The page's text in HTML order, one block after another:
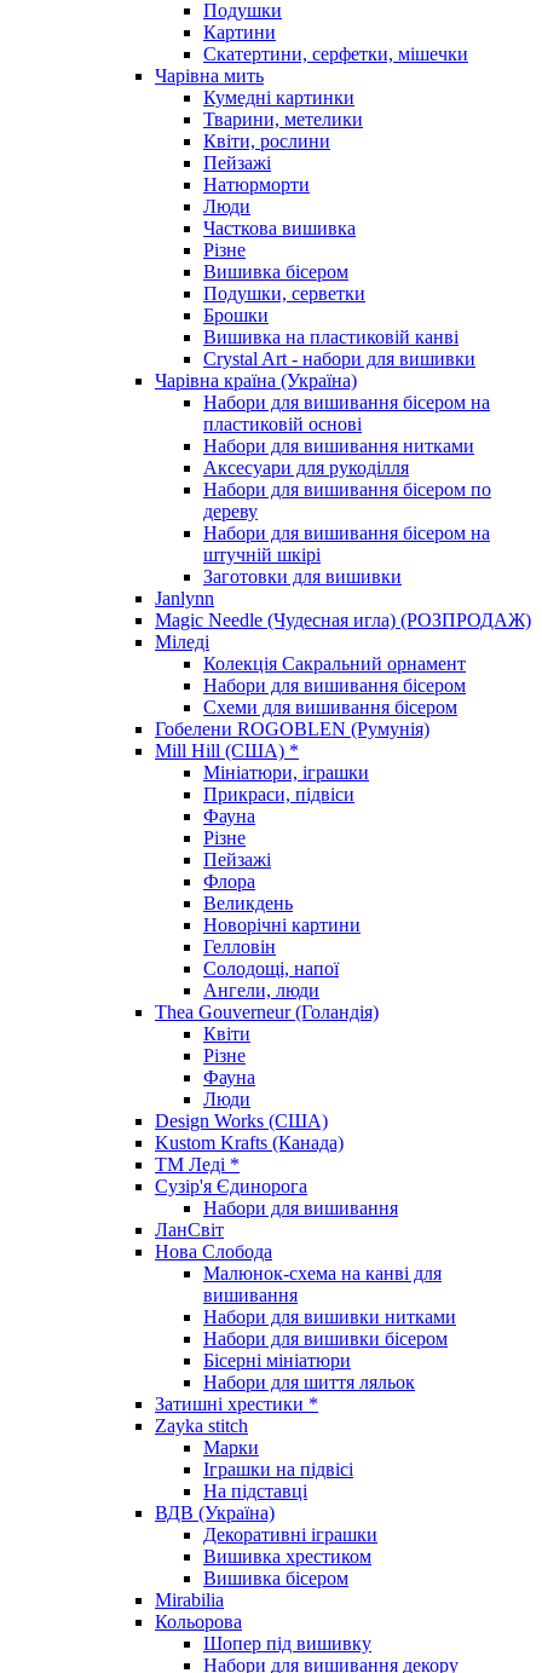
Подушки
Картини
Скатертини, серфетки, мішечки
Чарiвна мить
Кумедні картинки
Тварини, метелики
Квіти, рослини
Пейзажі
Натюрморти
Люди
Часткова вишивка
Різне
Вишивка бісером
Подушки, серветки
Брошки
Вишивка на пластиковій канві
Crystal Art - набори для вишивки
Чарівна країна (Україна)
Набори для вишивання бісером на
пластиковій основі
Набори для вишивання нитками
Аксесуари для рукоділля
Набори для вишивання бісером по
дереву
Набори для вишивання бісером на
штучній шкірі
Заготовки для вишивки
Janlynn
Magic Needle (Чудесная игла) (РОЗПРОДАЖ)
Міледі
Колекція Сакральний орнамент
Набори для вишивання бісером
Схеми для вишивання бісером
Гобелени ROGOBLEN (Румунія)
Mill Hill (США) *
Мініатюри, іграшки
Прикраси, підвіси
Фауна
Різне
Пейзажі
Флора
Великдень
Новорічні картини
Гелловін
Солодощі, напої
Ангели, люди
Thea Gouverneur (Голандія)
Квіти
Різне
Фауна
Люди
Design Works (США)
Kustom Krafts (Канада)
ТМ Леді *
Сузір'я Єдинорога
Набори для вишивання
ЛанСвіт
Нова Слобода
Малюнок-схема на канві для
вишивання
Набори для вишивки нитками
Набори для вишивки бісером
Бісерні мініатюри
Набори для шиття ляльок
Затишні хрестики *
Zayka stitch
Марки
Іграшки на підвісі
На підставці
ВДВ (Україна)
Декоративні іграшки
Вишивка хрестиком
Вишивка бісером
Mirabilia
Кольорова
Шопер під вишивку
Набори для вишивання декору